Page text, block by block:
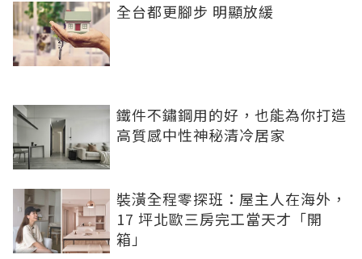
全台都更腳步 明顯放緩
鐵件不鏽鋼用的好，也能為你打造
高質感中性神秘清冷居家
裝潢全程零探班：屋主人在海外，
17 坪北歐三房完工當天才「開
箱」